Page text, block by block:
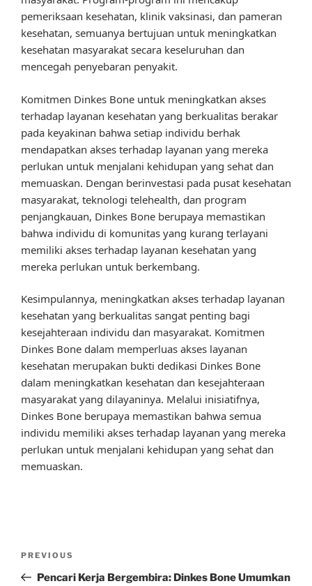
pemeriksaan kesehatan, klinik vaksinasi, dan pameran
kesehatan, semuanya bertujuan untuk meningkatkan
kesehatan masyarakat secara keseluruhan dan
mencegah penyebaran penyakit.
Komitmen Dinkes Bone untuk meningkatkan akses
terhadap layanan kesehatan yang berkualitas berakar
pada keyakinan bahwa setiap individu berhak
mendapatkan akses terhadap layanan yang mereka
perlukan untuk menjalani kehidupan yang sehat dan
memuaskan. Dengan berinvestasi pada pusat kesehatan
masyarakat, teknologi telehealth, dan program
penjangkauan, Dinkes Bone berupaya memastikan
bahwa individu di komunitas yang kurang terlayani
memiliki akses terhadap layanan kesehatan yang
mereka perlukan untuk berkembang.
Kesimpulannya, meningkatkan akses terhadap layanan
kesehatan yang berkualitas sangat penting bagi
kesejahteraan individu dan masyarakat. Komitmen
Dinkes Bone dalam memperluas akses layanan
kesehatan merupakan bukti dedikasi Dinkes Bone
dalam meningkatkan kesehatan dan kesejahteraan
masyarakat yang dilayaninya. Melalui inisiatifnya,
Dinkes Bone berupaya memastikan bahwa semua
individu memiliki akses terhadap layanan yang mereka
perlukan untuk menjalani kehidupan yang sehat dan
memuaskan.
Previous
Post
PREVIOUS
Pencari Kerja Bergembira: Dinkes Bone Umumkan